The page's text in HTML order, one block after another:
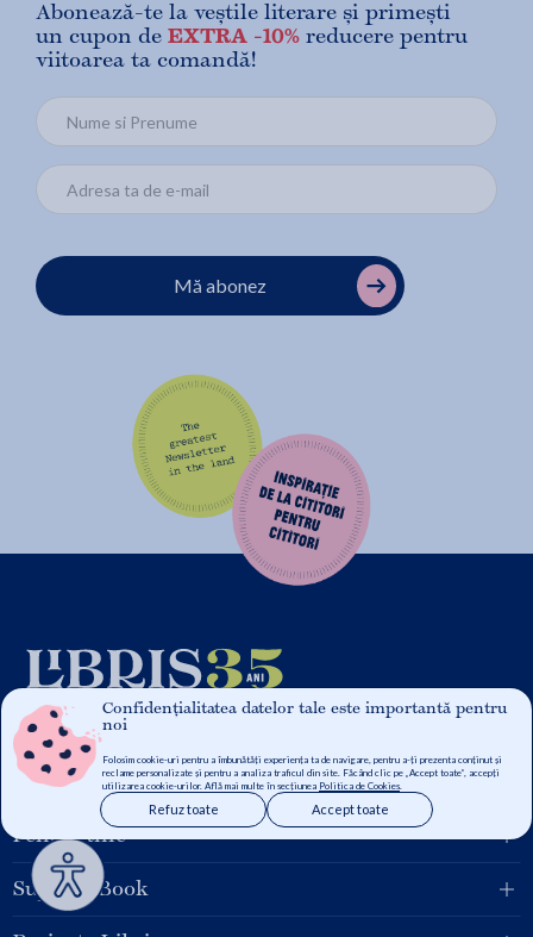
Confidențialitatea datelor tale este importantă pentru
noi
Folosim cookie-uri pentru a îmbunătăți experiența ta de navigare, pentru a-ți prezenta conținut și
reclame personalizate și pentru a analiza traficul din site. Făcând clic pe „Accept toate”, accepți
utilizarea cookie-urilor. Află mai multe în secțiunea Politica de Cookies.
Accept toate
Refuz toate
Abonează-te la veștile literare și primești
un cupon de EXTRA -10% reducere pentru
viitoarea ta comandă!
Mă abonez
Grupul Libris
Pentru tine
Suport eBook